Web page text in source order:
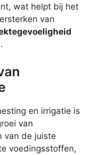
wat helpt bij het
van
en irrigatie is
van
van de juiste
voedingsstoffen,